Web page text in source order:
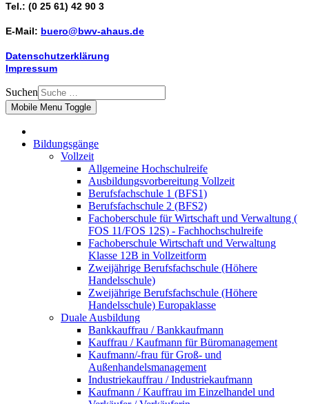
Tel.: (0 25 61) 42 90 3
E-Mail: buero@bwv-ahaus.de
Datenschutzerklärung
Impressum
Suchen
Mobile Menu Toggle
Bildungsgänge
Vollzeit
Allgemeine Hochschulreife
Ausbildungsvorbereitung Vollzeit
Berufsfachschule 1 (BFS1)
Berufsfachschule 2 (BFS2)
Fachoberschule für Wirtschaft und Verwaltung (
FOS 11/FOS 12S) - Fachhochschulreife
Fachoberschule Wirtschaft und Verwaltung
Klasse 12B in Vollzeitform
Zweijährige Berufsfachschule (Höhere
Handelsschule)
Zweijährige Berufsfachschule (Höhere
Handelsschule) Europaklasse
Duale Ausbildung
Bankkauffrau / Bankkaufmann
Kauffrau / Kaufmann für Büromanagement
Kaufmann/-frau für Groß- und
Außenhandelsmanagement
Industriekauffrau / Industriekaufmann
Kaufmann / Kauffrau im Einzelhandel und